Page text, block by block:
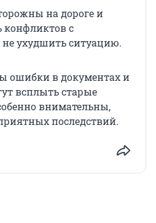
на дороге и
конфликтов с
ухудшить ситуацию.
ошибки в документах и
всплыть старые
внимательны,
последствий.